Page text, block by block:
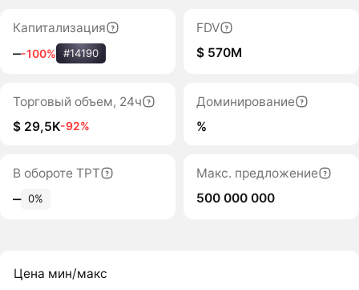
Капитализация
‒-100% #14190
FDV
$ 570M
Торговый объем, 24ч
$ 29,5K-92%
Доминирование
%
В обороте TPT
‒ 0%
Макс. предложение
500 000 000
Цена мин/макс